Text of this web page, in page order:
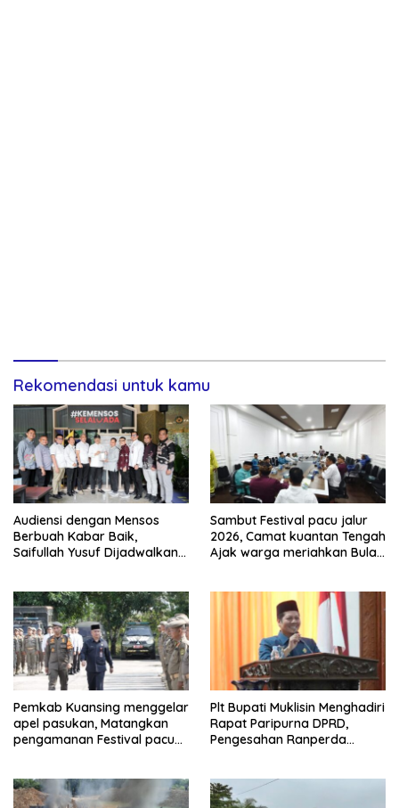
Rekomendasi untuk kamu
Audiensi dengan Mensos
Berbuah Kabar Baik,
Saifullah Yusuf Dijadwalkan
Kuansing
Sambut Festival pacu jalur
2026, Camat kuantan Tengah
Ajak warga meriahkan Bulan
Pemkab Kuansing menggelar
apel pasukan, Matangkan
pengamanan Festival pacu
Plt Bupati Muklisin Menghadiri
Rapat Paripurna DPRD,
Pengesahan Ranperda